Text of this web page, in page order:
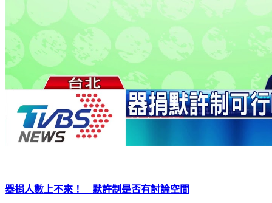
器捐人數上不來！ 默許制是否有討論空間